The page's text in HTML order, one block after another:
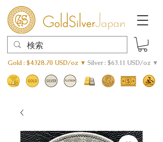
Gold : $4328.70 USD/oz ▼ Silver : $63.11 USD/oz ▼